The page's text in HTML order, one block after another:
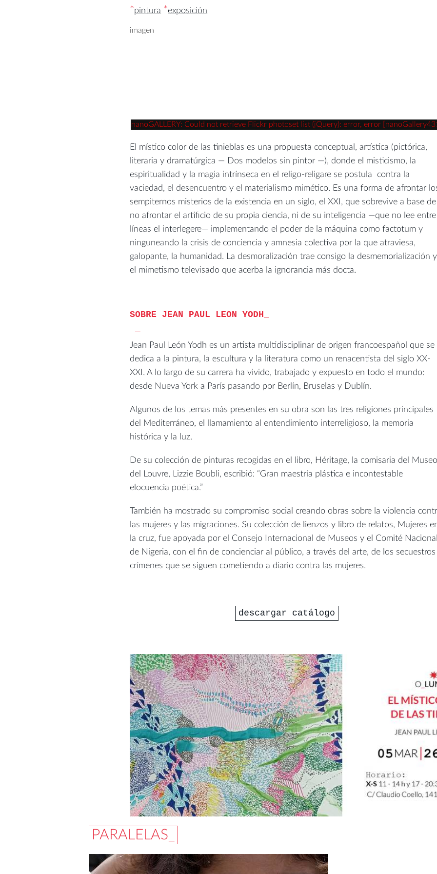
*pintura *exposición
imagen
nanoGALLERY: Could not retrieve Flickr photoset list (jQuery): error, error
El místico color de las tinieblas es una propuesta conceptual, artística (pictórica,
literaria y dramatúrgica — Dos modelos sin pintor —), donde el misticismo, la
espiritualidad y la magia intrínseca en el religo-religare se postula contra la
vaciedad, el desencuentro y el materialismo mimético. Es una forma de afrontar
sempiternos misterios de la existencia en un siglo, el XXI, que sobrevive a base de
no afrontar el artificio de su propia ciencia, ni de su inteligencia —que no lee entre
líneas el interlegere— implementando el poder de la máquina como factotum y
ninguneando la crisis de conciencia y amnesia colectiva por la que atraviesa,
galopante, la humanidad. La desmoralización trae consigo la desmemorialización y
el mimetismo televisado que acerba la ignorancia más docta.
SOBRE JEAN PAUL LEON YODH
Jean Paul León Yodh es un artista multidisciplinar de origen francoespañol que se
dedica a la pintura, la escultura y la literatura como un renacentista del siglo XX-
XXI. A lo largo de su carrera ha vivido, trabajado y expuesto en todo el mundo:
desde Nueva York a París pasando por Berlín, Bruselas y Dublín.
Algunos de los temas más presentes en su obra son las tres religiones principales
del Mediterráneo, el llamamiento al entendimiento interreligioso, la memoria
histórica y la luz.
De su colección de pinturas recogidas en el libro, Héritage, la comisaria del Museo
del Louvre, Lizzie Boubli, escribió: “Gran maestría plástica e incontestable
elocuencia poética.”
También ha mostrado su compromiso social creando obras sobre la violencia
las mujeres y las migraciones. Su colección de lienzos y libro de relatos, Mujeres
la cruz, fue apoyada por el Consejo Internacional de Museos y el Comité Nacional
de Nigeria, con el fin de concienciar al público, a través del arte, de los
crímenes que se siguen cometiendo a diario contra las mujeres.
descargar catálogo
PARALELAS_